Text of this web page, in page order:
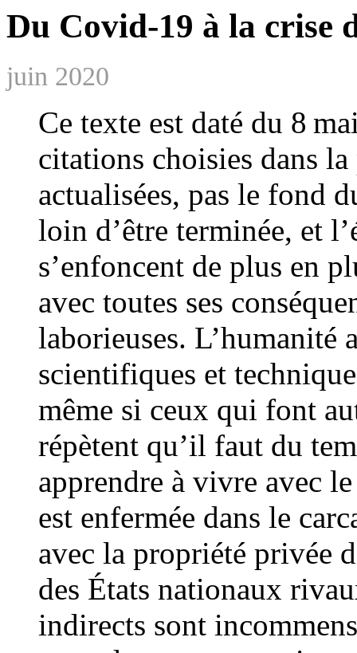
Du Covid-19 à la crise
juin 2020
Ce texte est daté du 8
citations choisies dans
actualisées, pas le fond
loin d’être terminée, et
s’enfoncent de plus en
avec toutes ses
laborieuses. L’humanité
scientifiques et
même si ceux qui font
répètent qu’il faut du
apprendre à vivre avec
est enfermée dans le
avec la propriété privée
des États nationaux
indirects sont